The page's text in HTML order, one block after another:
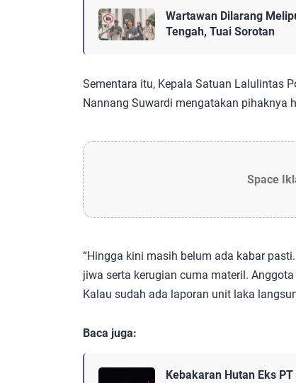
Wartawan Dilarang
Tengah, Tuai Sorotan
Sementara itu, Kepala Satuan Lalulintas
Nannang Suwardi mengatakan pihaknya
Space
“Hingga kini masih belum ada kabar
jiwa serta kerugian cuma materil.
Kalau sudah ada laporan unit laka
Baca juga:
Kebakaran Hutan Eks